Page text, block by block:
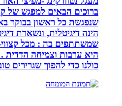
ברוכים הבאים למפגש של
שנפגשת כל ראשון בבוקר
הינה דיגיטלית, ונשארת
שמשתתפים בה : מכל קצווי-
היא ערבות וצמיחה הדדית .
כולנו כדי להפוך שגרירים טובים